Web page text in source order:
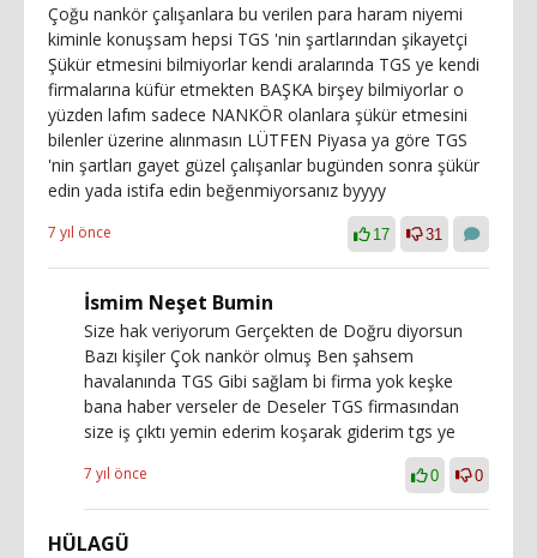
Çoğu nankör çalışanlara bu verilen para haram niyemi
kiminle konuşsam hepsi TGS 'nin şartlarından şikayetçi
Şükür etmesini bilmiyorlar kendi aralarında TGS ye kendi
firmalarına küfür etmekten BAŞKA birşey bilmiyorlar o
yüzden lafım sadece NANKÖR olanlara şükür etmesini
bilenler üzerine alınmasın LÜTFEN Piyasa ya göre TGS
'nin şartları gayet güzel çalışanlar bugünden sonra şükür
edin yada istifa edin beğenmiyorsanız byyyy
7 yıl önce 17 31
İsmim Neşet Bumin
Size hak veriyorum Gerçekten de Doğru diyorsun
Bazı kişiler Çok nankör olmuş Ben şahsem
havalanında TGS Gibi sağlam bi firma yok keşke
bana haber verseler de Deseler TGS firmasından
size iş çıktı yemin ederim koşarak giderim tgs ye
7 yıl önce 0 0
HÜLAGÜ